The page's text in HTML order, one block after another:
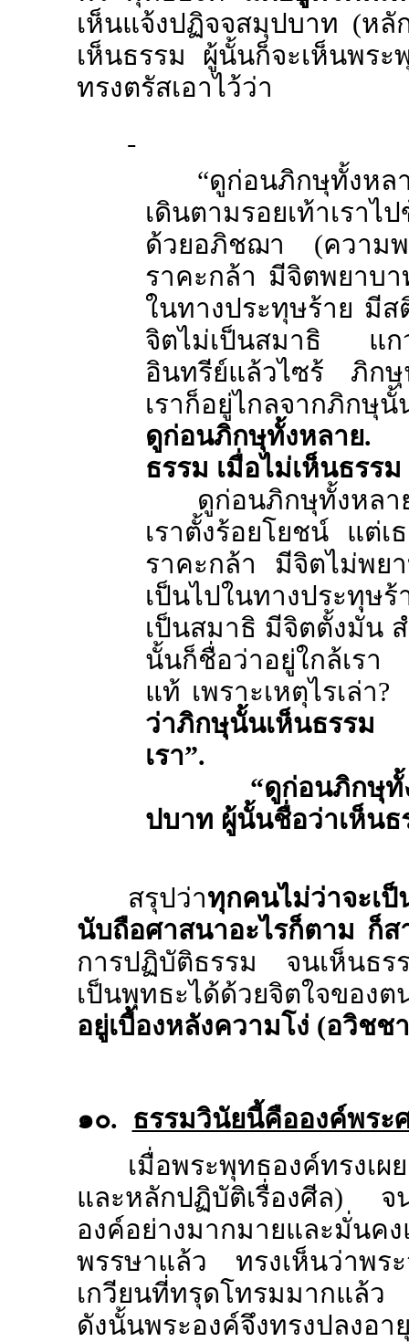
เห็นแจ้งปฏิจจสมุปบาท (ห
เห็นธรรม ผู้นั้นก็จะเห็นพร
ทรงตรัสเอาไว้ว่า
“ดูก่อนภิกษุทั้งห
เดินตามรอยเท้าเรา
ด้วยอภิชฌา (ความ
ราคะกล้า มีจิตพยาบ
ในทางประทุษร้าย มี
จิตไม่เป็นสมาธิ แก
อินทรีย์แล้วไซร้ ภิกษุ
เราก็อยู่ไกลจากภิกษุ
ดูก่อนภิกษุทั้งหลาย.
ธรรม เมื่อไม่เห็นธรร
ดูก่อนภิกษุทั้งหล
เราตั้งร้อยโยชน์ แต่
ราคะกล้า มีจิตไม่พย
เป็นไปในทางประทุ
เป็นสมาธิ มีจิตตั้งมั่น
นั้นก็ชื่อว่าอยู่ใกล้เรา
แท้ เพราะเหตุไรเล่า
ว่าภิกษุนั้นเห็นธรรม
เรา”.
“ดูก่อนภิกษุ
ปบาท ผู้นั้นชื่อว่าเห็นธ
สรุปว่าทุกคนไม่ว่าจะเ
นับถือศาสนาอะไรก็ตาม ก็ส
การปฏิบัติธรรม จนเห็นธ
เป็นพุทธะได้ด้วยจิตใจขอ
อยู่เบื้องหลังความโง่ (อวิชช
๑๐. ธรรมวินัยนี้คือองค์พระ
เมื่อพระพุทธองค์ทรง
และหลักปฏิบัติเรื่องศีล) จ
องค์อย่างมากมายและมั่
พรรษาแล้ว ทรงเห็นว่าพระ
เกวียนที่ทรุดโทรมมากแล้
ดังนั้นพระองค์จึงทรงปลงอ